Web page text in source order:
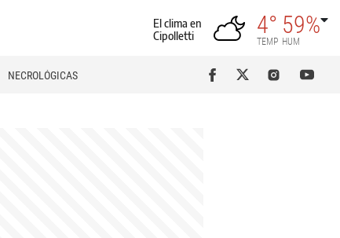
El clima en
Cipolletti
4°
TEMP
59%
HUM
NECROLÓGICAS